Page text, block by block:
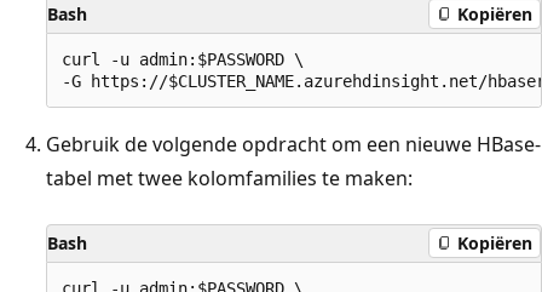
Bash Kopiëren
curl -u admin:$PASSWORD \
Gebruik de volgende opdracht om een nieuwe HBase-
tabel met twee kolomfamilies te maken:
Bash Kopiëren
curl -u admin:$PASSWORD \